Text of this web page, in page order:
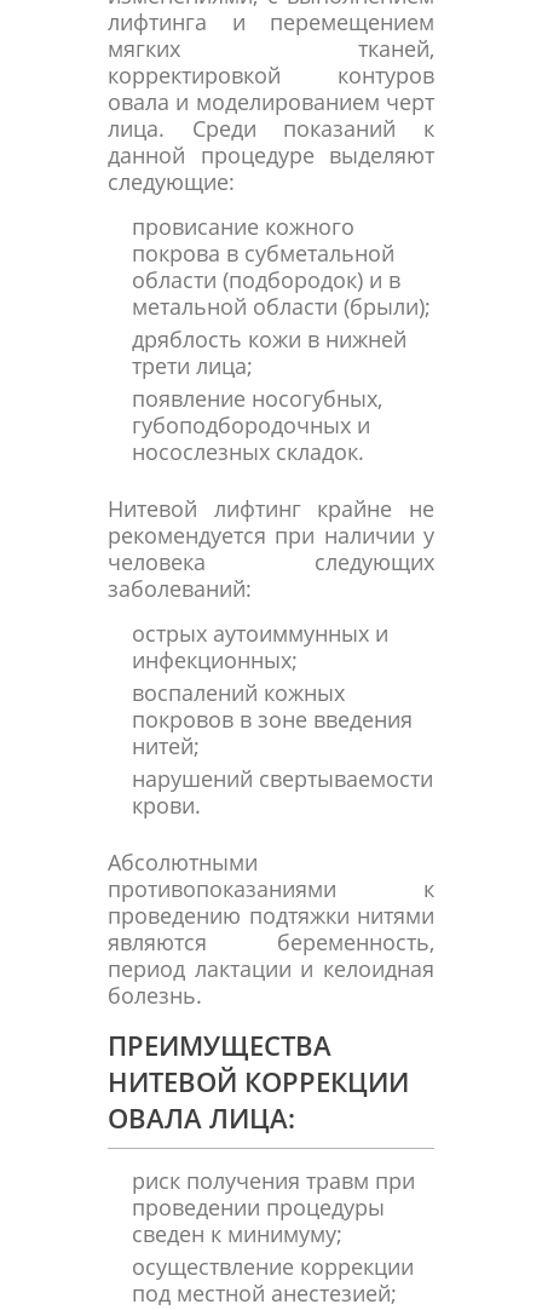
лифтинга и перемещением
мягких тканей,
корректировкой контуров
овала и моделированием черт
лица. Среди показаний к
данной процедуре выделяют
следующие:
провисание кожного
покрова в субметальной
области (подбородок) и в
метальной области (брыли);
дряблость кожи в нижней
трети лица;
появление носогубных,
губоподбородочных и
носослезных складок.
Нитевой лифтинг крайне не
рекомендуется при наличии у
человека следующих
заболеваний:
острых аутоиммунных и
инфекционных;
воспалений кожных
покровов в зоне введения
нитей;
нарушений свертываемости
крови.
Абсолютными
противопоказаниями к
проведению подтяжки нитями
являются беременность,
период лактации и келоидная
болезнь.
ПРЕИМУЩЕСТВА
НИТЕВОЙ КОРРЕКЦИИ
ОВАЛА ЛИЦА:
риск получения травм при
проведении процедуры
сведен к минимуму;
осуществление коррекции
под местной анестезией;